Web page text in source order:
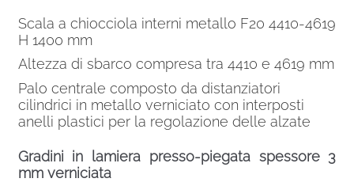
originale
era:
3.666,00€.
attuale
è:
2.475,00€.
Scala a chiocciola interni metallo F20 4410-4619
H 1400 mm
Altezza di sbarco compresa tra 4410 e 4619 mm
Palo centrale composto da distanziatori
cilindrici in metallo verniciato con interposti
anelli plastici per la regolazione delle alzate
Gradini in lamiera presso-piegata spessore 3
mm verniciata